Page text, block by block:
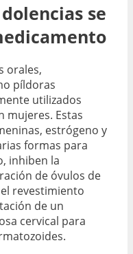
se
orales,
píldoras
utilizados
mujeres. Estas
estrógeno y
formas para
inhiben la
de óvulos de
revestimiento
de un
cervical para